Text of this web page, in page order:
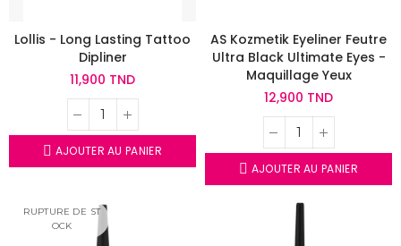
Lollis - Long Lasting Tattoo
Dipliner
11,900 TND
AJOUTER AU PANIER
AS Kozmetik Eyeliner Feutre
Ultra Black Ultimate Eyes -
Maquillage Yeux
12,900 TND
AJOUTER AU PANIER
RUPTURE DE ST
OCK